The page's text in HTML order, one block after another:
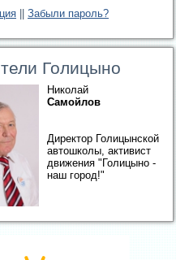
Забыли пароль?
Голицыно
Николай
Самойлов
Директор Голицынской
автошколы, активист
движения "Голицыно -
наш город!"